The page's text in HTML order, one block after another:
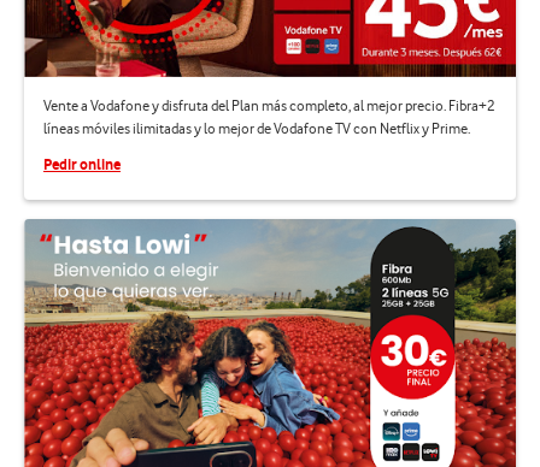
Vente a Vodafone y disfruta del Plan más completo, al mejor precio. Fibra+2
líneas móviles ilimitadas y lo mejor de Vodafone TV con Netflix y Prime.
Pedir online